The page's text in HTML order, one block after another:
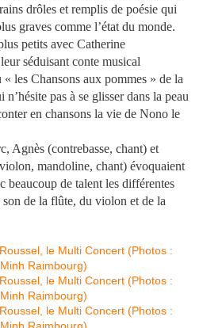
drôles et remplis de poésie qui
graves comme l’état du monde.
petits avec Catherine
séduisant conte musical
les Chansons aux pommes » de la
pas à se glisser dans la peau
en chansons la vie de Nono le
Agnès (contrebasse, chant) et
mandoline, chant) évoquaient
beaucoup de talent les différentes
son de la flûte, du violon et de la